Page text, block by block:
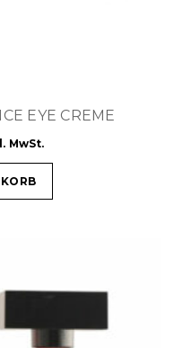
EYE CREME
MwSt.